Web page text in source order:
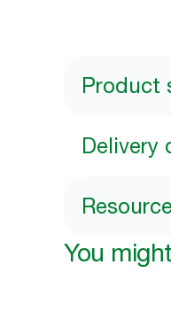
Product
Delivery
You